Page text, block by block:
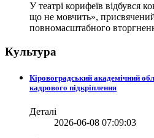
У театрі корифеїв відбувся
що не мовчить»,
повномасштабного
Культура
Кіровоградський академічний
кадрового підкріплення
Деталі
2026-06-08 07:09:03